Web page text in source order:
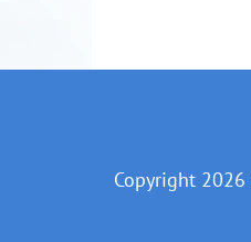
Copyright 2026